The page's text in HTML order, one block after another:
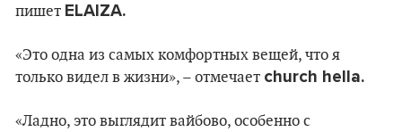
пишет ELAIZA.
«Это одна из самых комфортных вещей, что я
только видел в жизни», – отмечает church hella.
«Ладно, это выглядит вайбово, особенно с